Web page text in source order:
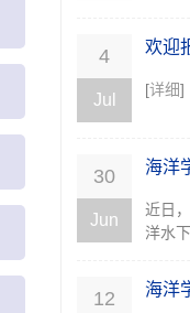
4
Jul
欢迎
[详细]
30
Jun
海洋
近日
洋水
12 海洋